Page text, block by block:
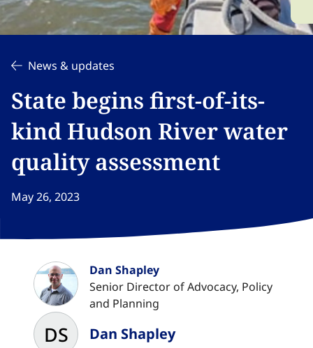
News & updates
State begins first-of-its-
kind Hudson River water
quality assessment​​​​‌ ‍ ​‍​‍‌‍ ‌ ​‍‌‍‍‌‌‍‌ ‌‍‍‌‌‍ ‍​‍​‍​ ‍‍​‍​‍‌ ​ ‌‍​‌‌‍ ‍‌‍‍‌‌ ‌​‌ ‍‌​‍ ‍‌‍‍‌‌‍ ​‍​‍​‍ ​​‍​‍‌‍‍​‌ ​‍‌‍‌‌‌‍‌‍​‍​‍​ ‍‍​‍​‍‌‍‍​‌ ‌​‌ ‌​‌ ​​‌ ​ ​ ‍‍​‍ ​‍ ‌‍​ ‌‍ ‌‌ ​ ​‍ ‍‌‍ ‌‌‍​‌‌‍‍‌‌‍ ‍​‍ ‍​ ​‍​ ​​​ ​‍​ ‌​‌ ​‍‌‍‌‌‌‍‌​‌‍‌‌‌ ​ ‌‍‍‌‌‍‌ ‌‍ ‍​‍ ‍‌ ​‍‌‍‍‌‌ ‌‍‌‍‌‌‌ ​‍‌‍‍ ‌‍‌‌‌‍‌‌‌ ​​‌‍‌‌‌ ​‍​‍ ‍‌‍ ‌ ​‍‌‍‌ ​‍ ‌‍‍‌‌‍ ‍‌ ‌​‌‍‌‌‌‍ ‍‌ ‌​​‍ ‌‍‌‌‌‍‌​‌‍‍‌‌ ‌​​‍ ‌‍ ‌‌‍ ‌‍‌​‌‍‌‌​ ‌‌ ​​‌ ​‍‌‍‌‌‌ ​ ‌‍‌‌‌‍ ‍‌ ‌​‌‍​‌‌ ‌​‌‍‍‌‌‍ ‌‍ ‍​ ‍ ‌‍‍‌‌‍‌​​ ‌​ ​‌‌‍​ ‌‍​‍‌‍​‌​ ‍​‌‍‌​​ ​​​ ‌‌​‍ ‌​ ​‍​ ​​​ ‌ ‌‍​‌​‍ ‌​ ‌​​ ​‌‌‍‌​​ ‌​​‍ ‌​ ‍‌‌‍‌‌​ ‌​​ ‌ ​‍ ‌​ ​‍‌‍​‍​ ‌‍‌‍‌‌​ ‌ ‌‍​‍​ ‌‌​ ‌ ‌‍‌‌​ ​​​ ​​​ ‌​​ ‍ ‌ ‌​‌ ‍‌‌ ​​‌‍‌‌​ ‌‌‍​‌‌ ​‍‌ ‌​‌‍‍‌‌‍​ ‌‍ ​‌‍‌‌​ ‍ ‌ ​​‌‍​‌‌ ‌​‌‍‍​​ ‌‌ ‌​‌‍‍‌‌ ‌​‌‍ ​‌‍‌‌​ ‌‍​‍‌‍​‌‌ ​ ‌‍‌‌‌‌‌‌‌ ​‍‌‍ ​​ ‌‌‍‍​‌ ‌​‌ ‌​‌ ​​‌ ​ ​‍‌‌​ ​ ‌​​‌​‍‌‌​ ​‍‌​‌‍​‍‌‌​ ​‍‌​‌‍‌‍​ ‌‍ ‌‌ ​ ​‍ ‍‌‍ ‌‌‍​‌‌‍‍‌‌‍ ‍​‍ ‍​ ​‍​ ​​​ ​‍​ ‌​‌ ​‍‌‍‌‌‌‍‌​‌‍‌‌‌ ​ ‌‍‍‌‌‍‌ ‌‍ ‍​‍ ‍‌ ​‍‌‍‍‌‌ ‌‍‌‍‌‌‌ ​‍‌‍‍ ‌‍‌‌‌‍‌‌‌ ​​‌‍‌‌‌ ​‍​‍ ‍‌‍ ‌ ​‍‌‍‌ ​‍‌‍‌‍‍‌‌‍‌​​ ‌​ ​‌‌‍​ ‌‍​‍‌‍​‌​ ‍​‌‍‌​​ ​​​ ‌‌​‍ ‌​ ​‍​ ​​​ ‌ ‌‍​‌​‍ ‌​ ‌​​ ​‌‌‍‌​​ ‌​​‍ ‌​ ‍‌‌‍‌‌​ ‌​​ ‌ ​‍ ‌​ ​‍‌‍​‍​ ‌‍‌‍‌‌​ ‌ ‌‍​‍​ ‌‌​ ‌ ‌‍‌‌​ ​​​ ​​​ ‌​​‍‌‍‌ ‌​‌ ‍‌‌ ​​‌‍‌‌​ ‌‌‍​‌‌ ​‍‌ ‌​‌‍‍‌‌‍​ ‌‍ ​‌‍‌‌​‍‌‍‌ ​​‌‍​‌‌ ‌​‌‍‍​​ ‌‌ ‌​‌‍‍‌‌ ‌​‌‍ ​‌‍‌‌​‍‌‍‌ ​​‌‍‌‌‌ ​‍‌ ​ ‌ ​​‌‍‌‌‌‍​ ‌ ‌​‌‍‍‌‌ ‌‍‌‍‌‌​ ‌‌ ​​‌ ‌‌‌‍​‍‌‍ ​‌‍‍‌‌ ​ ‌‍‍​‌‍‌‌‌‍‌​​‍​‍‌ ‌
May 26, 2023
DS
Dan Shapley​​​​‌ ‍ ​‍​‍‌‍ ‌ ​‍‌‍‍‌‌‍‌ ‌‍‍‌‌‍ ‍​‍​‍​ ‍‍​‍​‍‌ ​ ‌‍​‌‌‍ ‍‌‍‍‌‌ ‌​‌ ‍‌​‍ ‍‌‍‍‌‌‍ ​‍​‍​‍ ​​‍​‍‌‍‍​‌ ​‍‌‍‌‌‌‍‌‍​‍​‍​ ‍‍​‍​‍‌‍‍​‌ ‌​‌ ‌​‌ ​​‌ ​ ​ ‍‍​‍ ​‍ ‌‍​ ‌‍ ‌‌ ​ ​‍ ‍‌‍ ‌‌‍​‌‌‍‍‌‌‍ ‍​‍ ‍​ ​‍​ ​​​ ​‍​ ‌​‌ ​‍‌‍‌‌‌‍‌​‌‍‌‌‌ ​ ‌‍‍‌‌‍‌ ‌‍ ‍​‍ ‍‌ ​‍‌‍‍‌‌ ‌‍‌‍‌‌‌ ​‍‌‍‍ ‌‍‌‌‌‍‌‌‌ ​​‌‍‌‌‌ ​‍​‍ ‍‌‍ ‌ ​‍‌‍‌ ​‍ ‌‍‍‌‌‍ ‍‌ ‌​‌‍‌‌‌‍ ‍‌ ‌​​‍ ‌‍‌‌‌‍‌​‌‍‍‌‌ ‌​​‍ ‌‍ ‌‌‍ ‌‍‌​‌‍‌‌​ ‌‌ ​​‌ ​‍‌‍‌‌‌ ​ ‌‍‌‌‌‍ ‍‌ ‌​‌‍​‌‌ ‌​‌‍‍‌‌‍ ‌‍ ‍​ ‍ ‌‍‍‌‌‍‌​​ ‌​ ‌​‌‍​ ​ ‌‍‌‍‌‍‌‍​‍​ ‌‍​ ‌ ‌‍‌​​‍ ‌‌‍​‍‌‍​ ​ ‌ ​ ‌‌​‍ ‌​ ‌​​ ‌‌​ ‌​​ ‌‍​‍ ‌‌‍​‌‌‍​ ‌‍​‍‌‍‌‍​‍ ‌​ ​‍‌‍‌‍​ ​‌​ ‌ ‌‍‌‌‌‍‌‌​ ​‍‌‍‌‍‌‍​‌​ ‍‌​ ​‍​ ​‌​ ‍ ‌ ‌​‌ ‍‌‌ ​​‌‍‌‌​ ‌‌ ​​‌‍‌‌‌ ​‍‌ ​ ‌‍ ‌‍ ‍​ ‍ ‌ ​​‌‍​‌‌ ‌​‌‍‍​​ ‌‌‍‌‍‌ ‌‌‌‍ ​‌‍ ​‌‍ ‍‌‍​‌‌‍ ‌‌‍‌‌​ ‌‍​‍‌‍​‌‌ ​ ‌‍‌‌‌‌‌‌‌ ​‍‌‍ ​​ ‌‌‍‍​‌ ‌​‌ ‌​‌ ​​‌ ​ ​‍‌‌​ ​ ‌​​‌​‍‌‌​ ​‍‌​‌‍​‍‌‌​ ​‍‌​‌‍‌‍​ ‌‍ ‌‌ ​ ​‍ ‍‌‍ ‌‌‍​‌‌‍‍‌‌‍ ‍​‍ ‍​ ​‍​ ​​​ ​‍​ ‌​‌ ​‍‌‍‌‌‌‍‌​‌‍‌‌‌ ​ ‌‍‍‌‌‍‌ ‌‍ ‍​‍ ‍‌ ​‍‌‍‍‌‌ ‌‍‌‍‌‌‌ ​‍‌‍‍ ‌‍‌‌‌‍‌‌‌ ​​‌‍‌‌‌ ​‍​‍ ‍‌‍ ‌ ​‍‌‍‌ ​‍‌‍‌‍‍‌‌‍‌​​ ‌​ ‌​‌‍​ ​ ‌‍‌‍‌‍‌‍​‍​ ‌‍​ ‌ ‌‍‌​​‍ ‌‌‍​‍‌‍​ ​ ‌ ​ ‌‌​‍ ‌​ ‌​​ ‌‌​ ‌​​ ‌‍​‍ ‌‌‍​‌‌‍​ ‌‍​‍‌‍‌‍​‍ ‌​ ​‍‌‍‌‍​ ​‌​ ‌ ‌‍‌‌‌‍‌‌​ ​‍‌‍‌‍‌‍​‌​ ‍‌​ ​‍​ ​‌​‍‌‍‌ ‌​‌ ‍‌‌ ​​‌‍‌‌​ ‌‌ ​​‌‍‌‌‌ ​‍‌ ​ ‌‍ ‌‍ ‍​‍‌‍‌ ​​‌‍​‌‌ ‌​‌‍‍​​ ‌‌‍‌‍‌ ‌‌‌‍ ​‌‍ ​‌‍ ‍‌‍​‌‌‍ ‌‌‍‌‌​‍‌‍‌ ​​‌‍‌‌‌ ​‍‌ ​ ‌ ​​‌‍‌‌‌‍​ ‌ ‌​‌‍‍‌‌ ‌‍‌‍‌‌​ ‌‌ ​​‌ ‌‌‌‍​‍‌‍ ​‌‍‍‌‌ ​ ‌‍‍​‌‍‌‌‌‍‌​​‍​‍‌ ‌
Senior Director of Advocacy, Policy
and Planning​​​​‌ ‍ ​‍​‍‌‍ ‌ ​‍‌‍‍‌‌‍‌ ‌‍‍‌‌‍ ‍​‍​‍​ ‍‍​‍​‍‌ ​ ‌‍​‌‌‍ ‍‌‍‍‌‌ ‌​‌ ‍‌​‍ ‍‌‍‍‌‌‍ ​‍​‍​‍ ​​‍​‍‌‍‍​‌ ​‍‌‍‌‌‌‍‌‍​‍​‍​ ‍‍​‍​‍‌‍‍​‌ ‌​‌ ‌​‌ ​​‌ ​ ​ ‍‍​‍ ​‍ ‌‍​ ‌‍ ‌‌ ​ ​‍ ‍‌‍ ‌‌‍​‌‌‍‍‌‌‍ ‍​‍ ‍​ ​‍​ ​​​ ​‍​ ‌​‌ ​‍‌‍‌‌‌‍‌​‌‍‌‌‌ ​ ‌‍‍‌‌‍‌ ‌‍ ‍​‍ ‍‌ ​‍‌‍‍‌‌ ‌‍‌‍‌‌‌ ​‍‌‍‍ ‌‍‌‌‌‍‌‌‌ ​​‌‍‌‌‌ ​‍​‍ ‍‌‍ ‌ ​‍‌‍‌ ​‍ ‌‍‍‌‌‍ ‍‌ ‌​‌‍‌‌‌‍ ‍‌ ‌​​‍ ‌‍‌‌‌‍‌​‌‍‍‌‌ ‌​​‍ ‌‍ ‌‌‍ ‌‍‌​‌‍‌‌​ ‌‌ ​​‌ ​‍‌‍‌‌‌ ​ ‌‍‌‌‌‍ ‍‌ ‌​‌‍​‌‌ ‌​‌‍‍‌‌‍ ‌‍ ‍​ ‍ ‌‍‍‌‌‍‌​​ ‌​ ‌​‌‍​ ​ ‌‍‌‍‌‍‌‍​‍​ ‌‍​ ‌ ‌‍‌​​‍ ‌‌‍​‍‌‍​ ​ ‌ ​ ‌‌​‍ ‌​ ‌​​ ‌‌​ ‌​​ ‌‍​‍ ‌‌‍​‌‌‍​ ‌‍​‍‌‍‌‍​‍ ‌​ ​‍‌‍‌‍​ ​‌​ ‌ ‌‍‌‌‌‍‌‌​ ​‍‌‍‌‍‌‍​‌​ ‍‌​ ​‍​ ​‌​ ‍ ‌ ‌​‌ ‍‌‌ ​​‌‍‌‌​ ‌‌ ​​‌‍‌‌‌ ​‍‌ ​ ‌‍ ‌‍ ‍​ ‍ ‌ ​​‌‍​‌‌ ‌​‌‍‍​​ ‌‌ ‌​‌‍‍‌‌ ‌​‌‍ ​‌‍‌‌​ ‌‍​‍‌‍​‌‌ ​ ‌‍‌‌‌‌‌‌‌ ​‍‌‍ ​​ ‌‌‍‍​‌ ‌​‌ ‌​‌ ​​‌ ​ ​‍‌‌​ ​ ‌​​‌​‍‌‌​ ​‍‌​‌‍​‍‌‌​ ​‍‌​‌‍‌‍​ ‌‍ ‌‌ ​ ​‍ ‍‌‍ ‌‌‍​‌‌‍‍‌‌‍ ‍​‍ ‍​ ​‍​ ​​​ ​‍​ ‌​‌ ​‍‌‍‌‌‌‍‌​‌‍‌‌‌ ​ ‌‍‍‌‌‍‌ ‌‍ ‍​‍ ‍‌ ​‍‌‍‍‌‌ ‌‍‌‍‌‌‌ ​‍‌‍‍ ‌‍‌‌‌‍‌‌‌ ​​‌‍‌‌‌ ​‍​‍ ‍‌‍ ‌ ​‍‌‍‌ ​‍‌‍‌‍‍‌‌‍‌​​ ‌​ ‌​‌‍​ ​ ‌‍‌‍‌‍‌‍​‍​ ‌‍​ ‌ ‌‍‌​​‍ ‌‌‍​‍‌‍​ ​ ‌ ​ ‌‌​‍ ‌​ ‌​​ ‌‌​ ‌​​ ‌‍​‍ ‌‌‍​‌‌‍​ ‌‍​‍‌‍‌‍​‍ ‌​ ​‍‌‍‌‍​ ​‌​ ‌ ‌‍‌‌‌‍‌‌​ ​‍‌‍‌‍‌‍​‌​ ‍‌​ ​‍​ ​‌​‍‌‍‌ ‌​‌ ‍‌‌ ​​‌‍‌‌​ ‌‌ ​​‌‍‌‌‌ ​‍‌ ​ ‌‍ ‌‍ ‍​‍‌‍‌ ​​‌‍​‌‌ ‌​‌‍‍​​ ‌‌ ‌​‌‍‍‌‌ ‌​‌‍ ​‌‍‌‌​‍‌‍‌ ​​‌‍‌‌‌ ​‍‌ ​ ‌ ​​‌‍‌‌‌‍​ ‌ ‌​‌‍‍‌‌ ‌‍‌‍‌‌​ ‌‌ ​​‌ ‌‌‌‍​‍‌‍ ​‌‍‍‌‌ ​ ‌‍‍​‌‍‌‌‌‍‌​​‍​‍‌ ‌
DS Dan Shapley